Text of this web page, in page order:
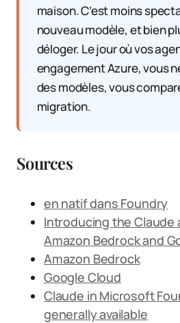
maison. C’est moins
nouveau modèle, et bien
déloger. Le jour où vos
engagement Azure, vous
des modèles, vous
migration.
Sources
en natif dans Foundry
Introducing the Claude
Amazon Bedrock and
Amazon Bedrock
Google Cloud
Claude in Microsoft
generally available